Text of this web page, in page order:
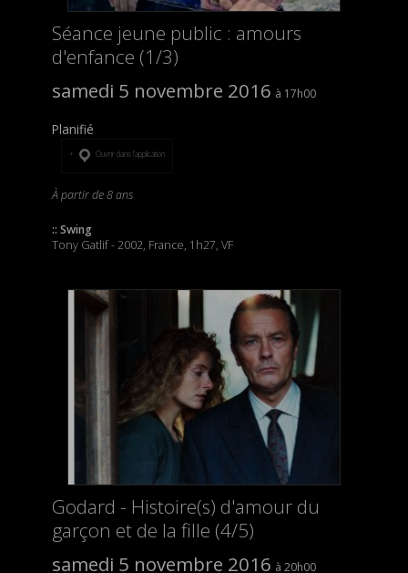
Séance jeune public : amours
d'enfance (1/3)
samedi 5 novembre 2016
17h00
Planifié
Ouvrir dans l’application
À partir de 8 ans
:: Swing
Tony Gatlif - 2002, France, 1h27, VF
Godard - Histoire(s) d'amour du
garçon et de la fille (4/5)
samedi 5 novembre 2016
20h00